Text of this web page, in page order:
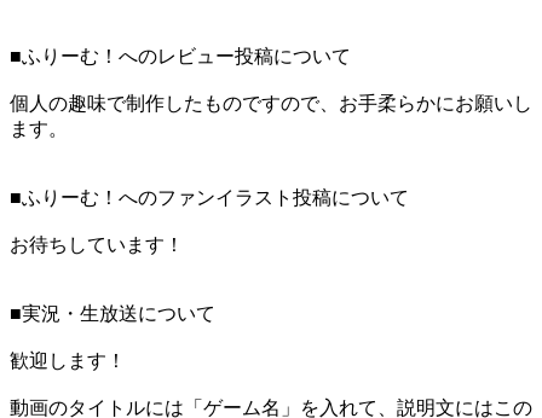
■ふりーむ！へのレビュー投稿について
個人の趣味で制作したものですので、お手柔らかにお願いし
ます。
■ふりーむ！へのファンイラスト投稿について
お待ちしています！
■実況・生放送について
歓迎します！
動画のタイトルには「ゲーム名」を入れて、説明文にはこの